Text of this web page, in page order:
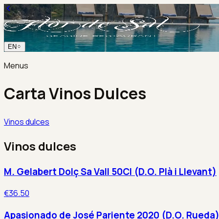
EN
Menus
Carta Vinos Dulces
Vinos dulces
Vinos dulces
M. Gelabert Dolç Sa Vall 50Cl (D.O. Plà i Llevant)
€36.50
Apasionado de José Pariente 2020 (D.O. Rueda)